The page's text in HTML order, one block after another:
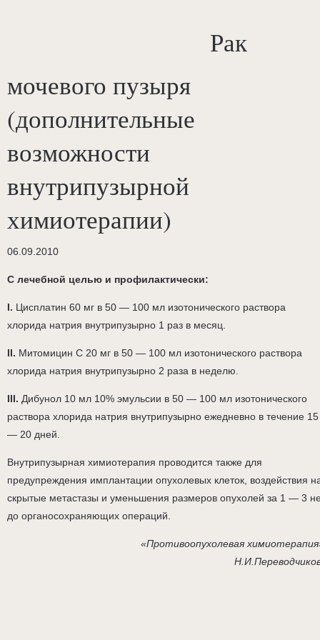
Рак
мочевого пузыря
(дополнительные
возможности
внутрипузырной
химиотерапии)
06.09.2010
С лечебной целью и профилактически:
I. Цисплатин 60 мг в 50 — 100 мл изотонического раствора
хлорида натрия внутрипузырно 1 раз в месяц.
II. Митомицин С 20 мг в 50 — 100 мл изотонического раствора
хлорида натрия внутрипузырно 2 раза в неделю.
III. Дибунол 10 мл 10% эмульсии в 50 — 100 мл изотонического
раствора хлорида натрия внутрипузырно ежедневно в течение 15
— 20 дней.
Внутрипузырная химиотерапия проводится также для
предупреждения имплантации опухолевых клеток, воздействия
скрытые метастазы и уменьшения размеров опухолей за 1 — 3
до органосохраняющих операций.
«Противоопухолевая